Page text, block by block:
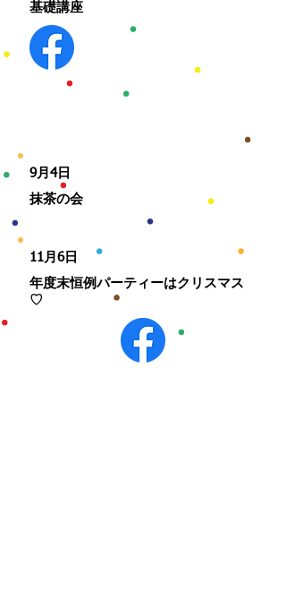
基礎講座
​9月4日
抹茶の会
​11月6日
​年度末恒例パーティーはクリスマス
♡